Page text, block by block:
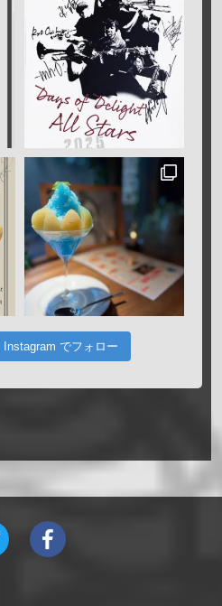
Instagram でフォロー